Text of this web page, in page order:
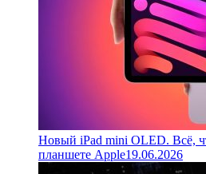
Новый iPad mini OLED. Всё,
планшете Apple19.06.2026